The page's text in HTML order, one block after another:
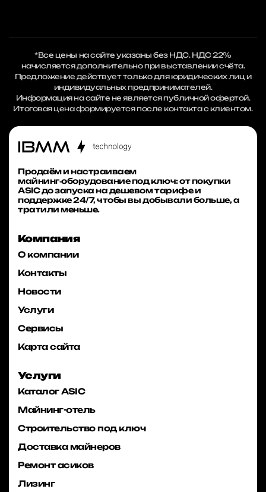
*Все цены на сайте указаны без НДС. НДС 22%
начисляется дополнительно при выставлении счёта.
Предложение действует только для юридических лиц и
индивидуальных предпринимателей.
Информация на сайте не является публичной офертой.
Итоговая цена формируется после контакта с клиентом.
Продаём и настраиваем
майнинг‑оборудование под ключ: от покупки
ASIC до запуска на дешевом тарифе и
поддержке 24/7, чтобы вы добывали больше, а
тратили меньше.
Компания
О компании
Контакты
Новости
Услуги
Сервисы
Карта сайта
Услуги
Каталог ASIC
Майнинг-отель
Строительство под ключ
Доставка майнеров
Ремонт асиков
Лизинг